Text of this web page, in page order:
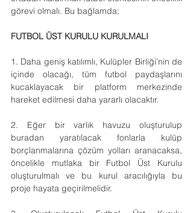
görevi olmalı. Bu bağlamda;
FUTBOL ÜST KURULU KURULMALI
1. Daha geniş katılımlı, Kulüpler Birliği’nin de
içinde olacağı, tüm futbol paydaşlarını
kucaklayacak bir platform merkezinde
hareket edilmesi daha yararlı olacaktır.
2. Eğer bir varlık havuzu oluşturulup
buradan yaratılacak fonlarla kulüp
borçlanmalarına çözüm yolları aranacaksa,
öncelikle mutlaka bir Futbol Üst Kurulu
oluşturulmalı ve bu kurul aracılığıyla bu
proje hayata geçirilmelidir.